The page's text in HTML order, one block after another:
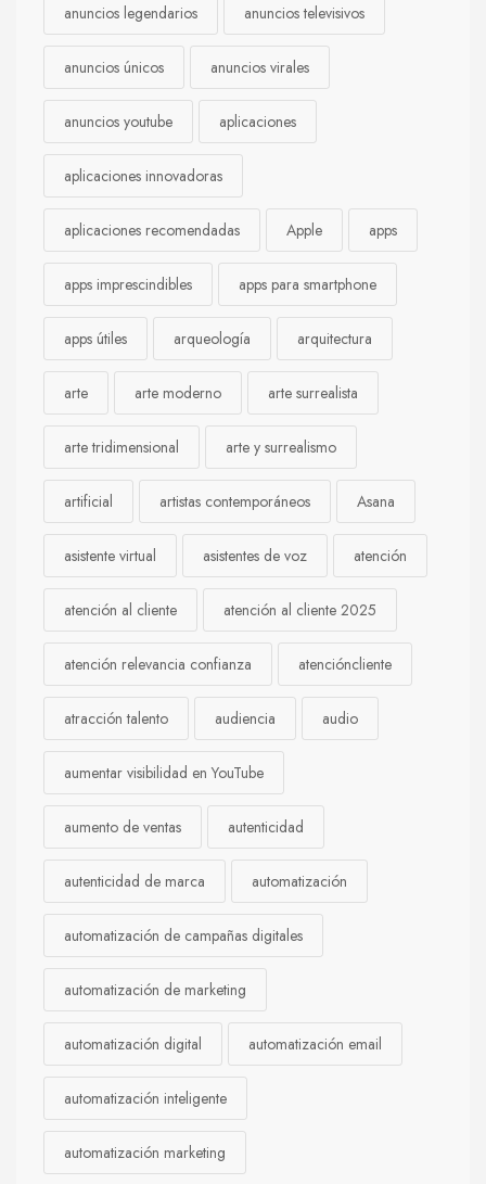
anuncios legendarios anuncios televisivos
anuncios únicos anuncios virales
anuncios youtube aplicaciones
aplicaciones innovadoras
aplicaciones recomendadas Apple apps
apps imprescindibles apps para smartphone
apps útiles arqueología arquitectura
arte arte moderno arte surrealista
arte tridimensional arte y surrealismo
artificial artistas contemporáneos Asana
asistente virtual asistentes de voz atención
atención al cliente atención al cliente 2025
atención relevancia confianza atencióncliente
atracción talento audiencia audio
aumentar visibilidad en YouTube
aumento de ventas autenticidad
autenticidad de marca automatización
automatización de campañas digitales
automatización de marketing
automatización digital automatización email
automatización inteligente
automatización marketing